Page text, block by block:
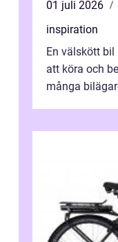
01 juli 2026
inspiration
En välskött bil
att köra och
många